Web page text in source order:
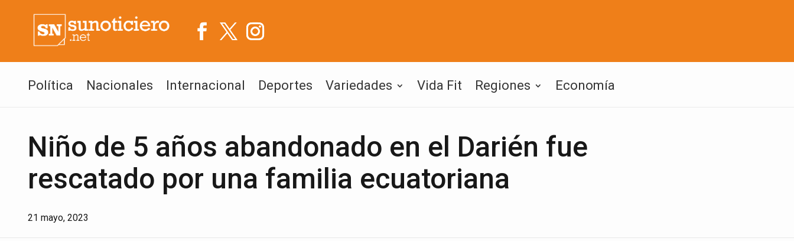
Política Nacionales Internacional Deportes Variedades Vida Fit Regiones Economía
Niño de 5 años abandonado en el Darién fue
rescatado por una familia ecuatoriana
21 mayo, 2023